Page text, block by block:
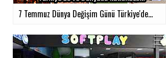
7 Temmuz Dünya Değişim Günü Türkiye'de...